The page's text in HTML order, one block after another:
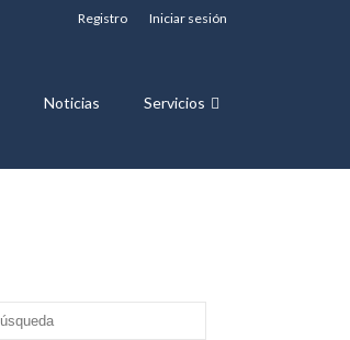
Registro Iniciar sesión
Noticias Servicios